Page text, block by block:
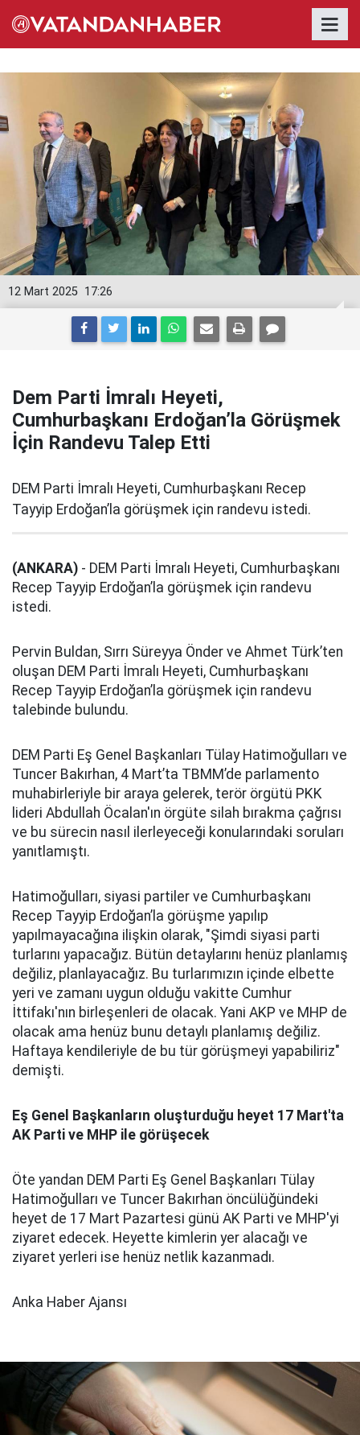
17:26
12 Mart 2025
Dem Parti İmralı Heyeti,
Cumhurbaşkanı Erdoğan’la Görüşmek
İçin Randevu Talep Etti
DEM Parti İmralı Heyeti, Cumhurbaşkanı Recep
Tayyip Erdoğan’la görüşmek için randevu istedi.
(ANKARA) - DEM Parti İmralı Heyeti, Cumhurbaşkanı
Recep Tayyip Erdoğan’la görüşmek için randevu
istedi.
Pervin Buldan, Sırrı Süreyya Önder ve Ahmet Türk’ten
oluşan DEM Parti İmralı Heyeti, Cumhurbaşkanı
Recep Tayyip Erdoğan’la görüşmek için randevu
talebinde bulundu.
DEM Parti Eş Genel Başkanları Tülay Hatimoğulları ve
Tuncer Bakırhan, 4 Mart’ta TBMM’de parlamento
muhabirleriyle bir araya gelerek, terör örgütü PKK
lideri Abdullah Öcalan'ın örgüte silah bırakma çağrısı
ve bu sürecin nasıl ilerleyeceği konularındaki soruları
yanıtlamıştı.
Hatimoğulları, siyasi partiler ve Cumhurbaşkanı
Recep Tayyip Erdoğan’la görüşme yapılıp
yapılmayacağına ilişkin olarak, "Şimdi siyasi parti
turlarını yapacağız. Bütün detaylarını henüz planlamış
değiliz, planlayacağız. Bu turlarımızın içinde elbette
yeri ve zamanı uygun olduğu vakitte Cumhur
İttifakı'nın birleşenleri de olacak. Yani AKP ve MHP de
olacak ama henüz bunu detaylı planlamış değiliz.
Haftaya kendileriyle de bu tür görüşmeyi yapabiliriz"
demişti.
Eş Genel Başkanların oluşturduğu heyet 17 Mart'ta
AK Parti ve MHP ile görüşecek
Öte yandan DEM Parti Eş Genel Başkanları Tülay
Hatimoğulları ve Tuncer Bakırhan öncülüğündeki
heyet de 17 Mart Pazartesi günü AK Parti ve MHP'yi
ziyaret edecek. Heyette kimlerin yer alacağı ve
ziyaret yerleri ise henüz netlik kazanmadı.
Anka Haber Ajansı